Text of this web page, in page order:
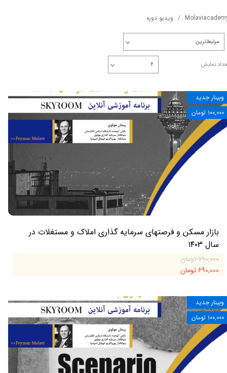
ویدیو دوره
مرتبط‌ترین
نمایش ۶
بازار مسکن و فرصتهای سرمایه گذاری املاک و مستغلات در
سال ۱۴۰3
۷۹۰,۰۰۰ تومان
۶۹۰,۰۰۰ تومان
وبینار جدید
۱۰۰,۰۰۰ تومان
وبینار جدید
۱۰۰,۰۰۰ تومان